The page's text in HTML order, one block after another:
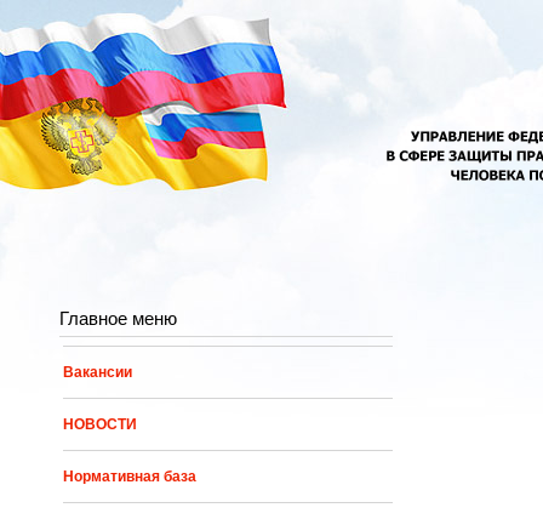
Перейти к основному содержанию
Главное меню
Вакансии
НОВОСТИ
Нормативная база